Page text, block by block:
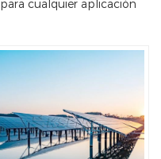
cualquier aplicación